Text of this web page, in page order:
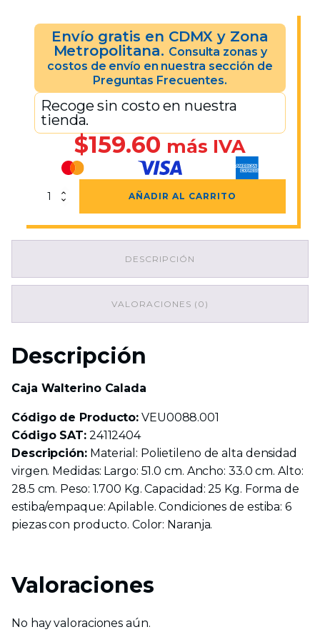
Envío gratis en CDMX y Zona
Metropolitana. Consulta zonas y
costos de envío en nuestra sección de
Preguntas Frecuentes.
Recoge sin costo en nuestra
tienda.
$159.60 más IVA
Caja
AÑADIR AL CARRITO
DESCRIPCIÓN
VALORACIONES (0)
Descripción
Caja Walterino Calada
Código de Producto: VEU0088.001
Código SAT:24112404
Descripción:Material: Polietileno de alta densidad
virgen. Medidas: Largo: 51.0 cm. Ancho: 33.0 cm. Alto:
28.5 cm. Peso: 1.700 Kg. Capacidad: 25 Kg. Forma de
estiba/empaque: Apilable. Condiciones de estiba: 6
piezas con producto. Color: Naranja.
Valoraciones
No hay valoraciones aún.